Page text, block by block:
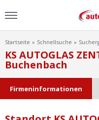
Home
Startseite Schnellsuche
KS AUTOGLAS
Buchenbach
Firmeninformationen